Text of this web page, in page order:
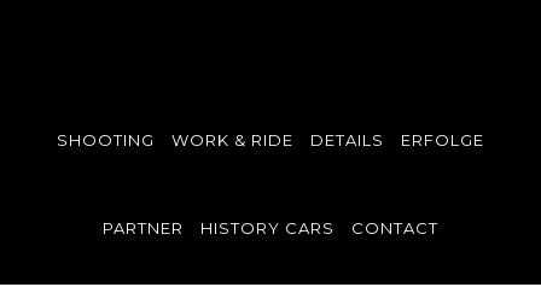
SHOOTING WORK & RIDE DETAILS ERFOLGE
PARTNER HISTORY CARS CONTACT